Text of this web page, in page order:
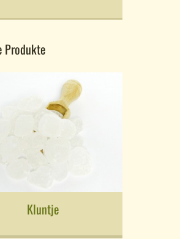
Produkte
Kluntje